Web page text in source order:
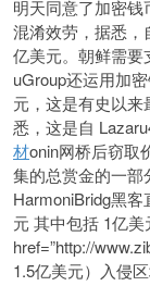
明天同意了加密钱
混淆效劳，据悉，
亿美元。朝鲜需要
uGroup还运用加
元，这是有史以
悉，这是自
材onin网桥后窃取
集的总赏金的一部
HarmoniBridg黑
元 其中包括 1亿
href=”http://
1.5亿美元）入侵